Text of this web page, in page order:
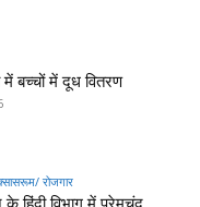
में बच्चों में दूध वितरण
रोजगार